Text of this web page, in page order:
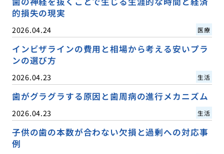
的損失の現実
2026.04.24 医療
インビザラインの費用と相場から考える安いプラ
ンの選び方
2026.04.23 生活
歯がグラグラする原因と歯周病の進行メカニズム
2026.04.23 生活
子供の歯の本数が合わない欠損と過剰への対応事
例